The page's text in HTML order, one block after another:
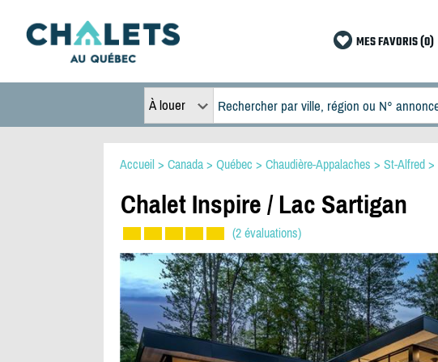
MES FAVORIS (0)
À louer
Accueil > Canada> Québec > Chaudière-Appalaches > St-Alfred>
Chalet Inspire / Lac Sartigan
(2 évaluations)